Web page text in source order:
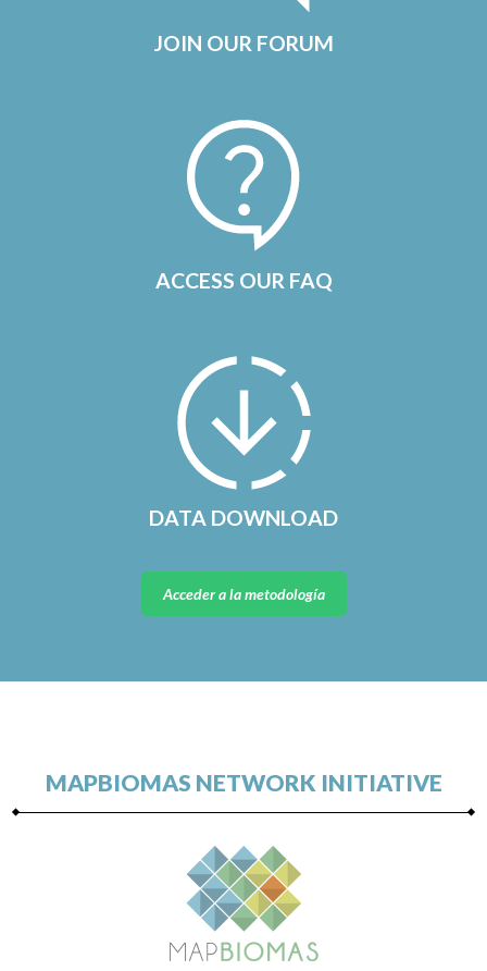
JOIN OUR FORUM
ACCESS OUR FAQ
DATA DOWNLOAD
Acceder a la metodología
MAPBIOMAS NETWORK INITIATIVE